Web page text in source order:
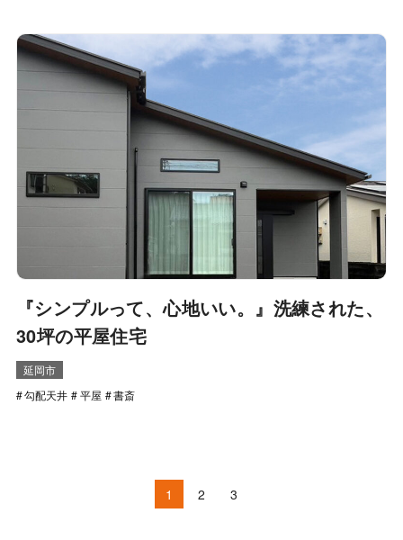
『シンプルって、心地いい。』洗練された、
30坪の平屋住宅
延岡市
勾配天井
平屋 書斎
1 2 3